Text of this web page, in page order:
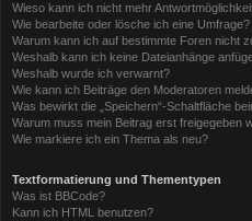
Wieso kann ich nicht mehr
Wie bearbeite oder lösche ich eine Umfrage?
Warum kann ich auf bestimmte Foren nicht
Weshalb kann ich keine Dateianhänge
Weshalb wurde ich verwarnt?
Wie kann ich Beiträge den Moderatoren
Was bewirkt die „Speichern“-Schaltfläche
Warum muss mein Beitrag erst freigegeben
Wie markiere ich ein Thema als neu?
Textformatierung und Thementypen
Was ist BBCode?
Kann ich HTML benutzen?